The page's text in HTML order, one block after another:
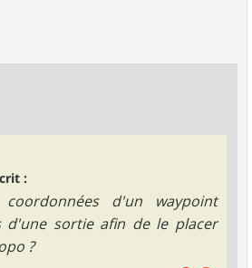
:
d'un waypoint
d'une sortie afin de le placer
?